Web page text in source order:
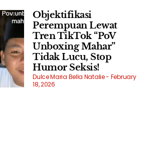
Objektifikasi
Perempuan Lewat
Tren TikTok “PoV
Unboxing Mahar”
Tidak Lucu, Stop
Humor Seksis!
Dulce Maria Bella Natalie February
18, 2026